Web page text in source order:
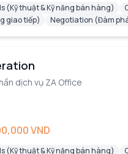
(Kỹ thuật & Kỹ năng bán hàng)
giao tiếp)
Negotiation (Đàm
dịch vụ ZA Office
VND
(Kỹ thuật & Kỹ năng bán hàng)